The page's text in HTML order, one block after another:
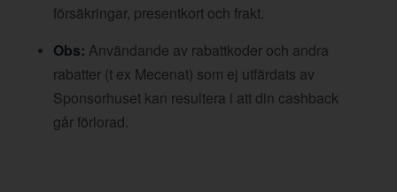
försäkringar, presentkort och frakt.
Obs: Användande av rabattkoder och andra
rabatter (t ex Mecenat) som ej utfärdats av
Sponsorhuset kan resultera i att din cashback
går förlorad.